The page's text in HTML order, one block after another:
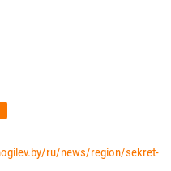
ru/news/region/sekret-